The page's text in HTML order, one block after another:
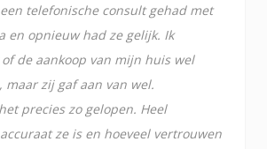
telefonische consult gehad met
en opnieuw had ze gelijk. Ik
de aankoop van mijn huis wel
maar zij gaf aan van wel.
precies zo gelopen. Heel
ze is en hoeveel vertrouwen